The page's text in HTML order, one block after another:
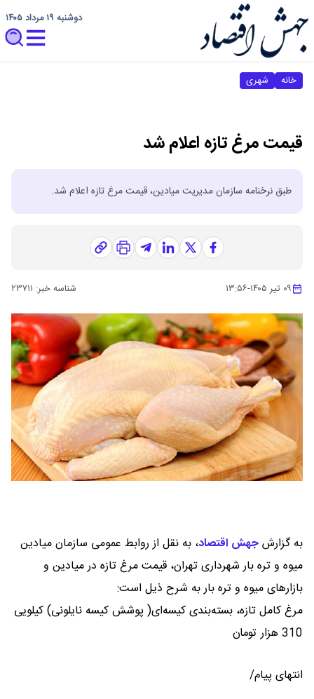
دوشنبه ۱۹ مرداد ۱۴۰۵
خانه شهری
قیمت مرغ تازه اعلام شد
طبق نرخنامه سازمان مدیریت میادین، قیمت مرغ تازه اعلام شد.
۰۹ تیر ۱۴۰۵ -۱۳:۵۶ شناسه خبر: ۲۳۷۱۱
به گزارشجهش اقتصاد، به نقل از روابط عمومی سازمان میادین
میوه و تره بار شهرداری تهران، قیمت مرغ تازه در میادین و
بازارهای میوه و تره بار به شرح ذیل است:
مرغ کامل تازه، بسته‌بندی کیسه‌ای( پوشش کیسه نایلونی) کیلویی
310 هزار تومان
انتهای پیام/